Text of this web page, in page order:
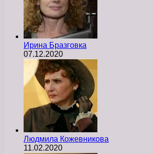
Ирина Бразговка
07.12.2020
Людмила Кожевникова
11.02.2020